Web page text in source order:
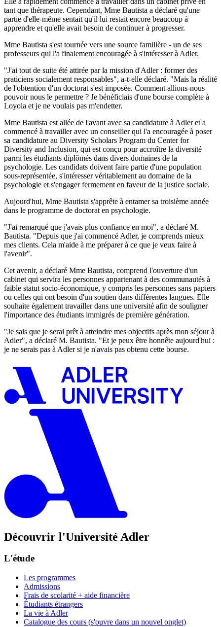
tant que thérapeute. Cependant, Mme Bautista a déclaré qu'une
partie d'elle-même sentait qu'il lui restait encore beaucoup à
apprendre et qu'elle avait besoin de continuer à progresser.
Mme Bautista s'est tournée vers une source familière - un de ses
professeurs qui l'a finalement encouragée à s'intéresser à Adler.
"J'ai tout de suite été attirée par la mission d'Adler : former des
praticiens socialement responsables", a-t-elle déclaré. "Mais la réalité
de l'obtention d'un doctorat s'est imposée. Comment allions-nous
pouvoir nous le permettre ? Je bénéficiais d'une bourse complète à
Loyola et je ne voulais pas m'endetter.
Mme Bautista est allée de l'avant avec sa candidature à Adler et a
commencé à travailler avec un conseiller qui l'a encouragée à poser
sa candidature au Diversity Scholars Program du Center for
Diversity and Inclusion, qui est conçu pour accroître la diversité
parmi les étudiants diplômés dans divers domaines de la
psychologie. Les candidats doivent faire partie d'une population
sous-représentée, s'intéresser véritablement au domaine de la
psychologie et s'engager fermement en faveur de la justice sociale.
Aujourd'hui, Mme Bautista s'apprête à entamer sa troisième année
dans le programme de doctorat en psychologie.
"J'ai remarqué que j'avais plus confiance en moi", a déclaré M.
Bautista. "Depuis que j'ai commencé Adler, je comprends mieux
mes clients. Cela m'aide à me préparer à ce que je veux faire à
l'avenir".
Cet avenir, a déclaré Mme Bautista, comprend l'ouverture d'un
cabinet qui servira les personnes appartenant à des communautés à
faible statut socio-économique, y compris les personnes sans papiers
ou celles qui ont besoin d'un soutien dans différentes langues. Elle
souhaite également travailler dans une université afin de souligner
l'importance des étudiants immigrés de première génération.
"Je sais que je serai prêt à atteindre mes objectifs après mon séjour à
Adler", a déclaré M. Bautista. "Et je peux être honnête aujourd'hui :
je ne serais pas à Adler si je n'avais pas obtenu cette bourse.
Découvrir l'Université Adler
L'étude
Les programmes
Admissions
Frais de scolarité + aide financière
Étudiants étrangers
La vie à Adler
Catalogue des cours (s'ouvre dans un nouvel onglet)